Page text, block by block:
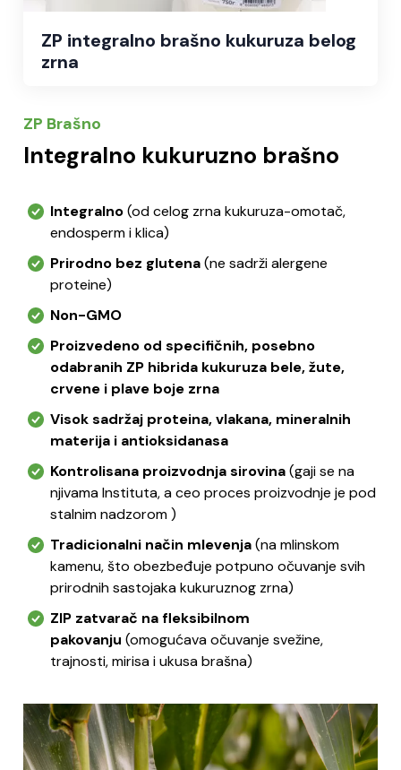
ZP integralno brašno kukuruza belog
zrna
ZP Brašno
Integralno kukuruzno brašno
Integralno(od celog zrna kukuruza-omotač,
endosperm i klica)
Prirodno bez glutena(ne sadrži alergene
proteine)
Non-GMO
Proizvedeno od specifičnih, posebno
odabranih ZP hibrida kukuruza bele, žute,
crvene i plave boje zrna
Visok sadržaj proteina, vlakana, mineralnih
materija i antioksidanasa
Kontrolisana proizvodnja sirovina(gaji se na
njivama Instituta, a ceo proces proizvodnje je pod
stalnim nadzorom )
Tradicionalni način mlevenja(na mlinskom
kamenu, što obezbeđuje potpuno očuvanje svih
prirodnih sastojaka kukuruznog zrna)
ZIP zatvarač na fleksibilnom
pakovanju (omogućava očuvanje svežine,
trajnosti, mirisa i ukusa brašna)